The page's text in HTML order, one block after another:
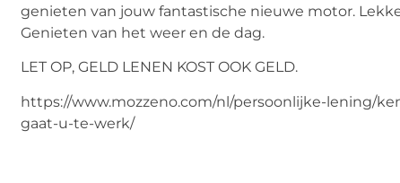
genieten van jouw fantastische nieuwe motor.
Genieten van het weer en de dag.
LET OP, GELD LENEN KOST OOK GELD.
https://www.mozzeno.com/nl/persoonlijke-lening/
gaat-u-te-werk/